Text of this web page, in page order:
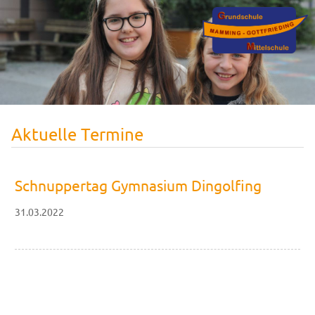
Aktuelle Termine
Schnuppertag Gymnasium Dingolfing
31.03.2022